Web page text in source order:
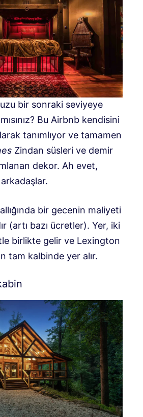
bir sonraki seviyeye
Bu Airbnb kendisini
tanımlıyor ve tamamen
Zindan süsleri ve demir
dekor. Ah evet,
bir gecenin maliyeti
(artı bazı ücretler). Yer, iki
birlikte gelir ve Lexington
tam kalbinde yer alır.